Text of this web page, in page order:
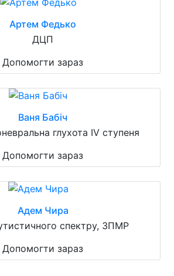
Артем Федько
ДЦП
Допомогти зараз
Ваня Бабіч
глухота IV ступеня
Допомогти зараз
Адем Чира
спектру, ЗПМР
Допомогти зараз